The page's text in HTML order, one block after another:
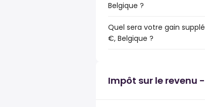
Belgique ?
Quel sera votre gain
€, Belgique ?
Impôt sur le revenu